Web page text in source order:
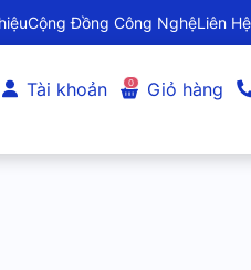
Cộng Đồng Công NghệLiên Hệ
Tài khoản 0 Giỏ hàng